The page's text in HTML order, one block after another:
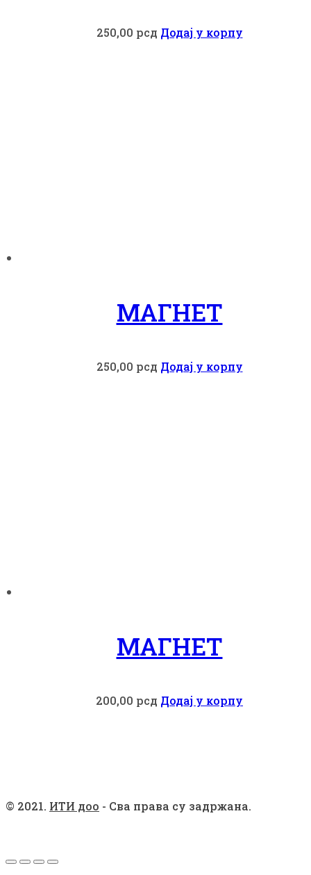
250,00 рсд Додај у корпу
МАГНЕТ
250,00 рсд Додај у корпу
МАГНЕТ
200,00 рсд Додај у корпу
© 2021. ИТИ доо - Сва права су задржана.